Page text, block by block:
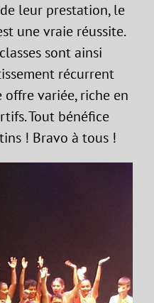
leur prestation, le
une vraie réussite.
sont ainsi
récurrent
offre variée, riche en
Tout bénéfice
! Bravo à tous !